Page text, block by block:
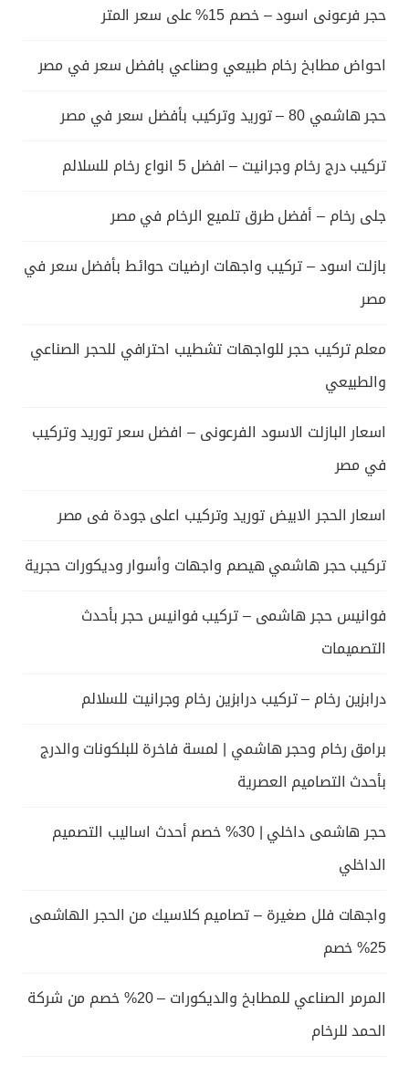
حجر فرعونى اسود – خصم 15% على سعر المتر
احواض مطابخ رخام طبيعي وصناعي بافضل سعر في مصر
حجر هاشمي 80 – توريد وتركيب بأفضل سعر في مصر
تركيب درج رخام وجرانيت – افضل 5 انواع رخام للسلالم
جلى رخام – أفضل طرق تلميع الرخام في مصر
بازلت اسود – تركيب واجهات ارضيات حوائط بأفضل سعر في
مصر
معلم تركيب حجر للواجهات تشطيب احترافي للحجر الصناعي
والطبيعي
اسعار البازلت الاسود الفرعونى – افضل سعر توريد وتركيب
في مصر
اسعار الحجر الابيض توريد وتركيب اعلى جودة فى مصر
تركيب حجر هاشمي هيصم واجهات وأسوار وديكورات حجرية
فوانيس حجر هاشمى – تركيب فوانيس حجر بأحدث
التصميمات
درابزين رخام – تركيب درابزين رخام وجرانيت للسلالم
برامق رخام وحجر هاشمي | لمسة فاخرة للبلكونات والدرج
بأحدث التصاميم العصرية
حجر هاشمى داخلي | 30% خصم أحدث اساليب التصميم
الداخلي
واجهات فلل صغيرة – تصاميم كلاسيك من الحجر الهاشمى
25% خصم
المرمر الصناعي للمطابخ والديكورات – 20% خصم من شركة
الحمد للرخام